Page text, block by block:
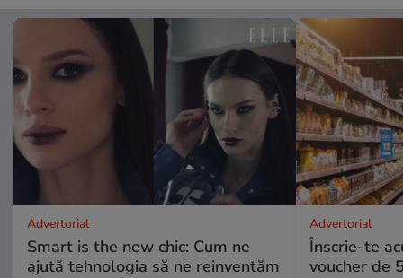
Advertorial
Smart is the new chic: Cum ne
ajută tehnologia să ne reinventăm
Advertorial
Înscrie-te
voucher de